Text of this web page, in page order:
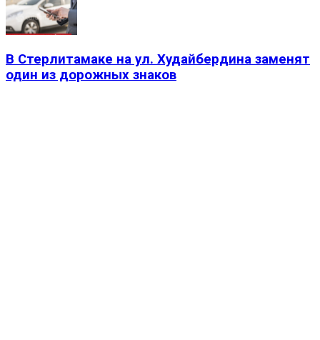
В Стерлитамаке на ул. Худайбердина заменят
один из дорожных знаков